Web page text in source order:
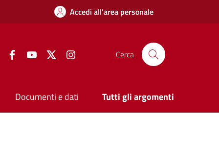
Accedi all'area personale
FacebookYouTube Twitter Cerca
Documenti e dati Tutti gli argomenti